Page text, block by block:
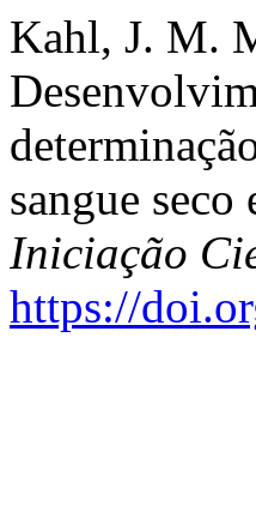
Kahl, J. M.
sangue
Iniciação
https://